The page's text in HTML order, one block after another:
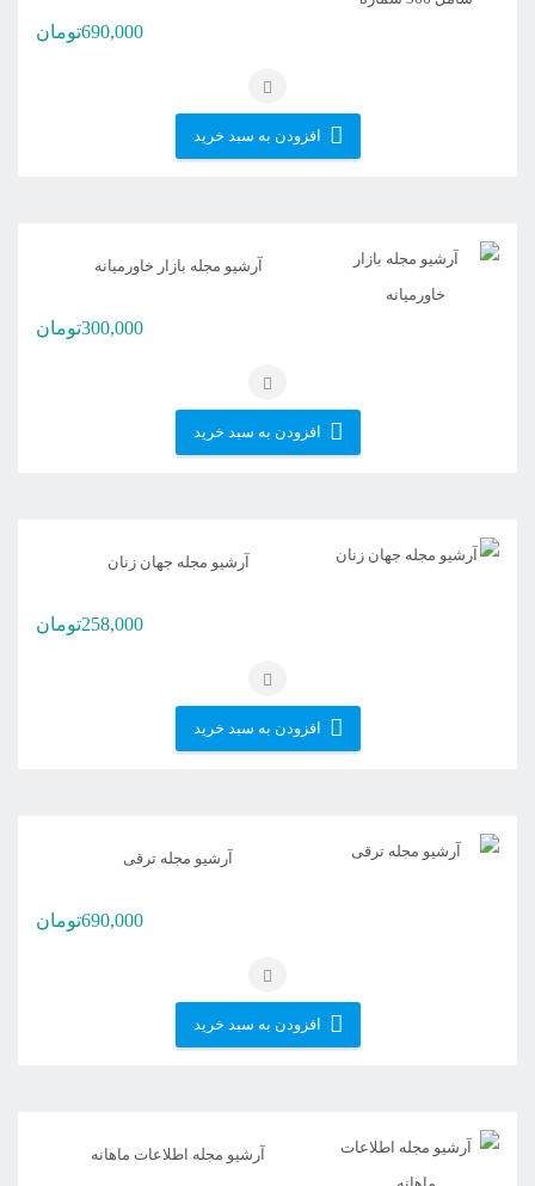
690,000تومان
افزودن به سبد خرید
آرشیو مجله بازار خاورمیانه
300,000تومان
افزودن به سبد خرید
آرشیو مجله جهان زنان
258,000تومان
افزودن به سبد خرید
آرشیو مجله ترقی
690,000تومان
افزودن به سبد خرید
آرشیو مجله اطلاعات ماهانه